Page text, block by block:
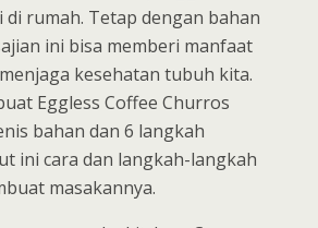
rumah. Tetap dengan bahan
ini bisa memberi manfaat
kesehatan tubuh kita.
Eggless Coffee Churros
bahan dan 6 langkah
ini cara dan langkah-langkah
masakannya.